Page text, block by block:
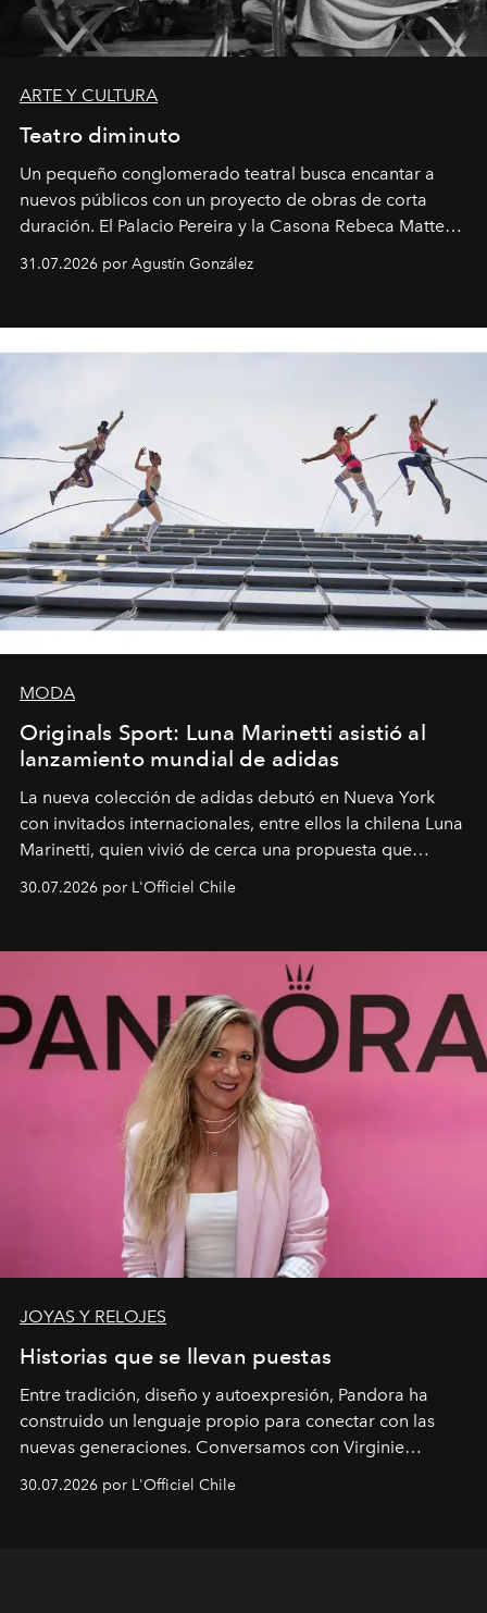
ARTE Y CULTURA
Teatro diminuto
Un pequeño conglomerado teatral busca encantar a
nuevos públicos con un proyecto de obras de corta
duración. El Palacio Pereira y la Casona Rebeca Matte
son algunos de los lugares que han albergado estas
miniobras. Sus puestas en escena son limpias; ponen el
31.07.2026 por Agustín González
MODA
Originals Sport: Luna Marinetti asistió al
lanzamiento mundial de adidas
La nueva colección de adidas debutó en Nueva York
con invitados internacionales, entre ellos la chilena Luna
Marinetti, quien vivió de cerca una propuesta que
fusiona moda y rendimiento.
30.07.2026 por L'Officiel Chile
JOYAS Y RELOJES
Historias que se llevan puestas
Entre tradición, diseño y autoexpresión, Pandora ha
construido un lenguaje propio para conectar con las
nuevas generaciones. Conversamos con Virginie
Dubray, la responsable de marketing para
Latinoamérica, sobre identidad, cultura y el valor
30.07.2026 por L'Officiel Chile